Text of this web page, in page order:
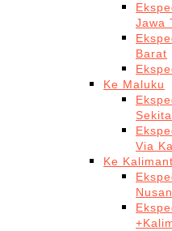
Jawa
Barat
Ke Maluku
Via
Ke